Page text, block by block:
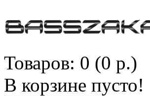
Товаров: 0 (0 р.)
В корзине пусто!